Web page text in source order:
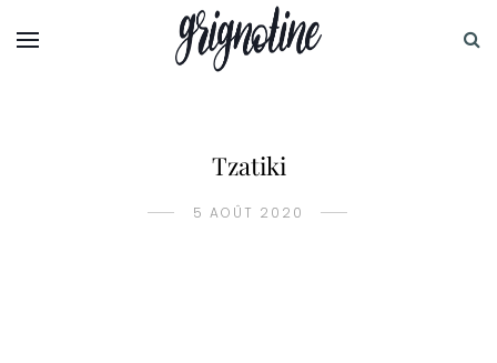
Tzatiki
5 AOÛT 2020